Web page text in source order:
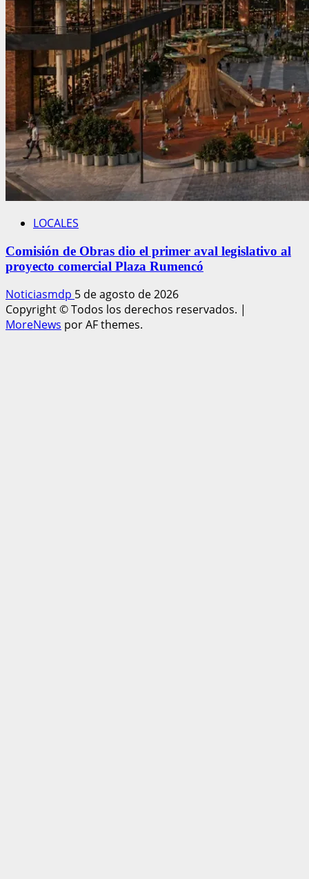
LOCALES
Comisión de Obras dio el primer aval legislativo al
proyecto comercial Plaza Rumencó
Noticiasmdp 5 de agosto de 2026
Copyright © Todos los derechos reservados. |
MoreNews por AF themes.